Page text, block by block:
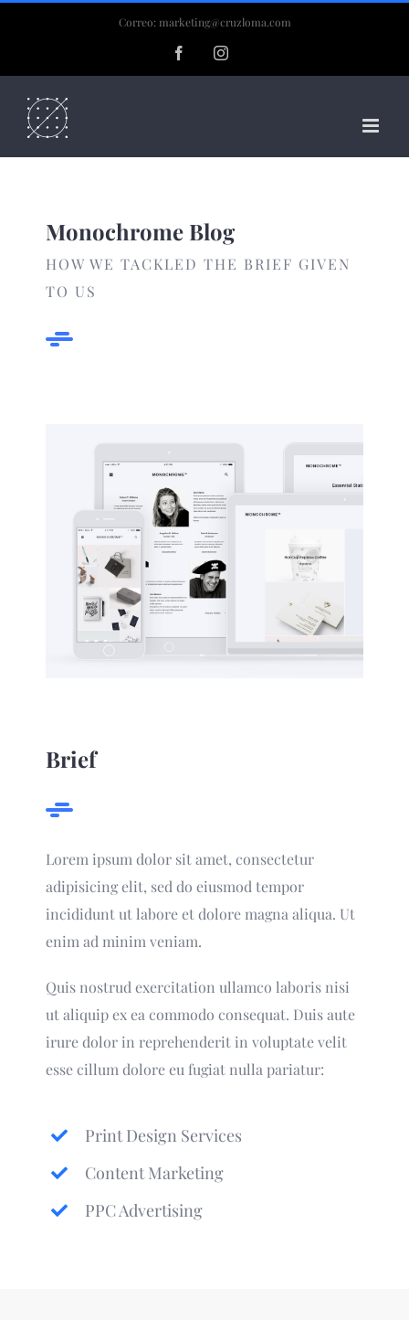
Correo: marketing@cruzloma.com
FacebookInstagram
Monochrome Blog
HOW WE TACKLED THE BRIEF GIVEN
TO US
Brief
Lorem ipsum dolor sit amet, consectetur
adipisicing elit, sed do eiusmod tempor
incididunt ut labore et dolore magna aliqua. Ut
enim ad minim veniam.
Quis nostrud exercitation ullamco laboris nisi
ut aliquip ex ea commodo consequat. Duis aute
irure dolor in reprehenderit in voluptate velit
esse cillum dolore eu fugiat nulla pariatur:
Print Design Services
Content Marketing
PPC Advertising